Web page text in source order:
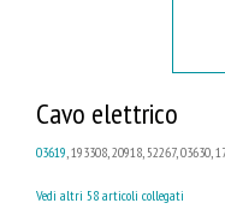
Cavo elettrico
03619 , 193308, 20918, 52267, 03630,
Vedi altri 58 articoli collegati